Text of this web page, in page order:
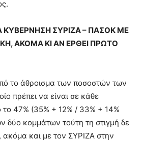
ΚΥΒΕΡΝΗΣΗ ΣΥΡΙΖΑ – ΠΑΣΟΚ ΜΕ
ΑΚΟΜΑ ΚΙ ΑΝ ΕΡΘΕΙ ΠΡΩΤΟ
το άθροισμα των ποσοστών των
πρέπει να είναι σε κάθε
47% (35% + 12% / 33% + 14%
δύο κομμάτων τούτη τη στιγμή δε
ακόμα και με τον ΣΥΡΙΖΑ στην